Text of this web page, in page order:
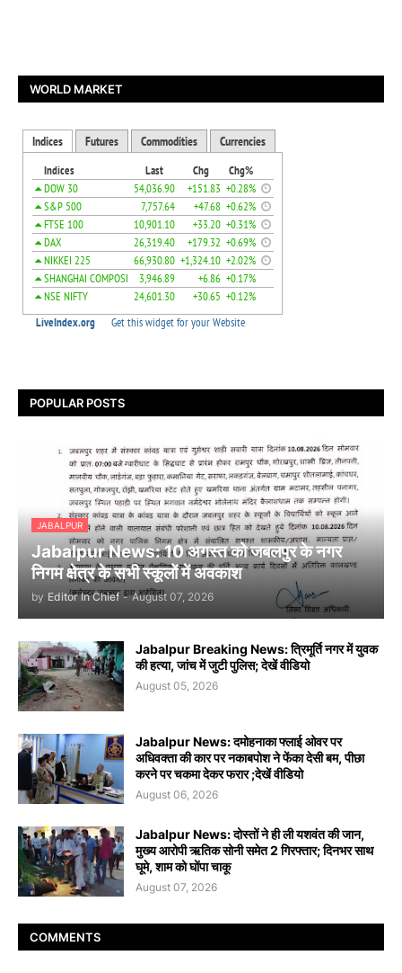
WORLD MARKET
POPULAR POSTS
JABALPUR
Jabalpur News: 10 अगस्त को जबलपुर के नगर
निगम क्षेत्र के सभी स्कूलों में अवकाश
by Editor In Chief - August 07, 2026
Jabalpur Breaking News: त्रिमूर्ति नगर में युवक
की हत्या, जांच में जुटी पुलिस; देखें वीडियो
August 05, 2026
Jabalpur News: दमोहनाका फ्लाई ओवर पर
अधिवक्ता की कार पर नकाबपोश ने फेंका देसी बम, पीछा
करने पर चकमा देकर फरार ;देखें वीडियो
August 06, 2026
Jabalpur News: दोस्तों ने ही ली यशवंत की जान,
मुख्य आरोपी ऋतिक सोनी समेत 2 गिरफ्तार; दिनभर साथ
घूमे, शाम को घोंपा चाकू
August 07, 2026
COMMENTS